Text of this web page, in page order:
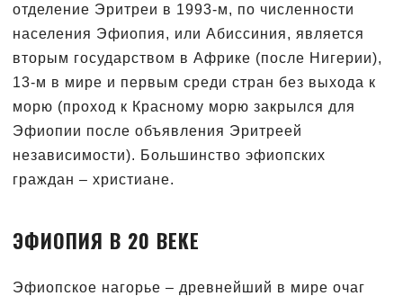
отделение Эритреи в 1993-м, по численности
населения Эфиопия, или Абиссиния, является
вторым государством в Африке (после Нигерии),
13-м в мире и первым среди стран без выхода к
морю (проход к Красному морю закрылся для
Эфиопии после объявления Эритреей
независимости). Большинство эфиопских
граждан – христиане.
ЭФИОПИЯ В 20 ВЕКЕ
Эфиопское нагорье – древнейший в мире очаг